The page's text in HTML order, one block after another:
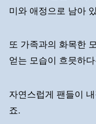
미와 애정으로 남아
또 가족과의 화목한
얻는 모습이 흐믓하
자연스럽게 팬들이
죠.